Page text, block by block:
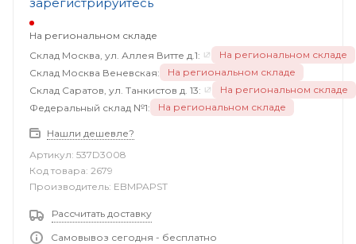
На региональном складе
Склад Москва, ул. Аллея Витте д.1:
На региональном складе
Склад Москва Веневская:
На региональном складе
Склад Саратов, ул. Танкистов д. 13:
На региональном складе
Федеральный склад №1:
На региональном складе
Нашли дешевле?
Артикул: 537D3008
Код товара: 2679
Производитель: EBMPAPST
Рассчитать доставку
Самовывоз сегодня - бесплатно